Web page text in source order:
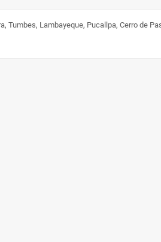
Tumbes, Lambayeque, Pucallpa, Cerro de